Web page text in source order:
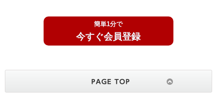
簡単1分で
今すぐ会員登録